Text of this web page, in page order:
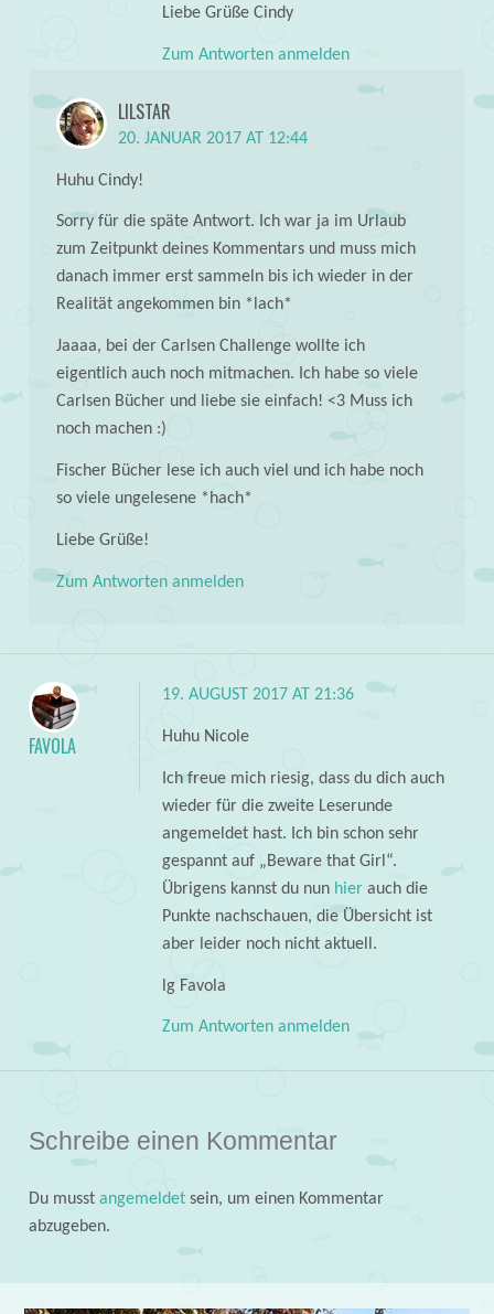
Liebe Grüße Cindy
Zum Antworten anmelden
LILSTAR
20. JANUAR 2017 AT 12:44
Huhu Cindy!
Sorry für die späte Antwort. Ich war ja im Urlaub
zum Zeitpunkt deines Kommentars und muss mich
danach immer erst sammeln bis ich wieder in der
Realität angekommen bin *lach*
Jaaaa, bei der Carlsen Challenge wollte ich
eigentlich auch noch mitmachen. Ich habe so viele
Carlsen Bücher und liebe sie einfach! <3 Muss ich
noch machen :)
Fischer Bücher lese ich auch viel und ich habe noch
so viele ungelesene *hach*
Liebe Grüße!
Zum Antworten anmelden
FAVOLA
19. AUGUST 2017 AT 21:36
Huhu Nicole
Ich freue mich riesig, dass du dich auch
wieder für die zweite Leserunde
angemeldet hast. Ich bin schon sehr
gespannt auf „Beware that Girl“.
Übrigens kannst du nun hierauch die
Punkte nachschauen, die Übersicht ist
aber leider noch nicht aktuell.
lg Favola
Zum Antworten anmelden
Schreibe einen Kommentar
Du musst angemeldetsein, um einen Kommentar
abzugeben.